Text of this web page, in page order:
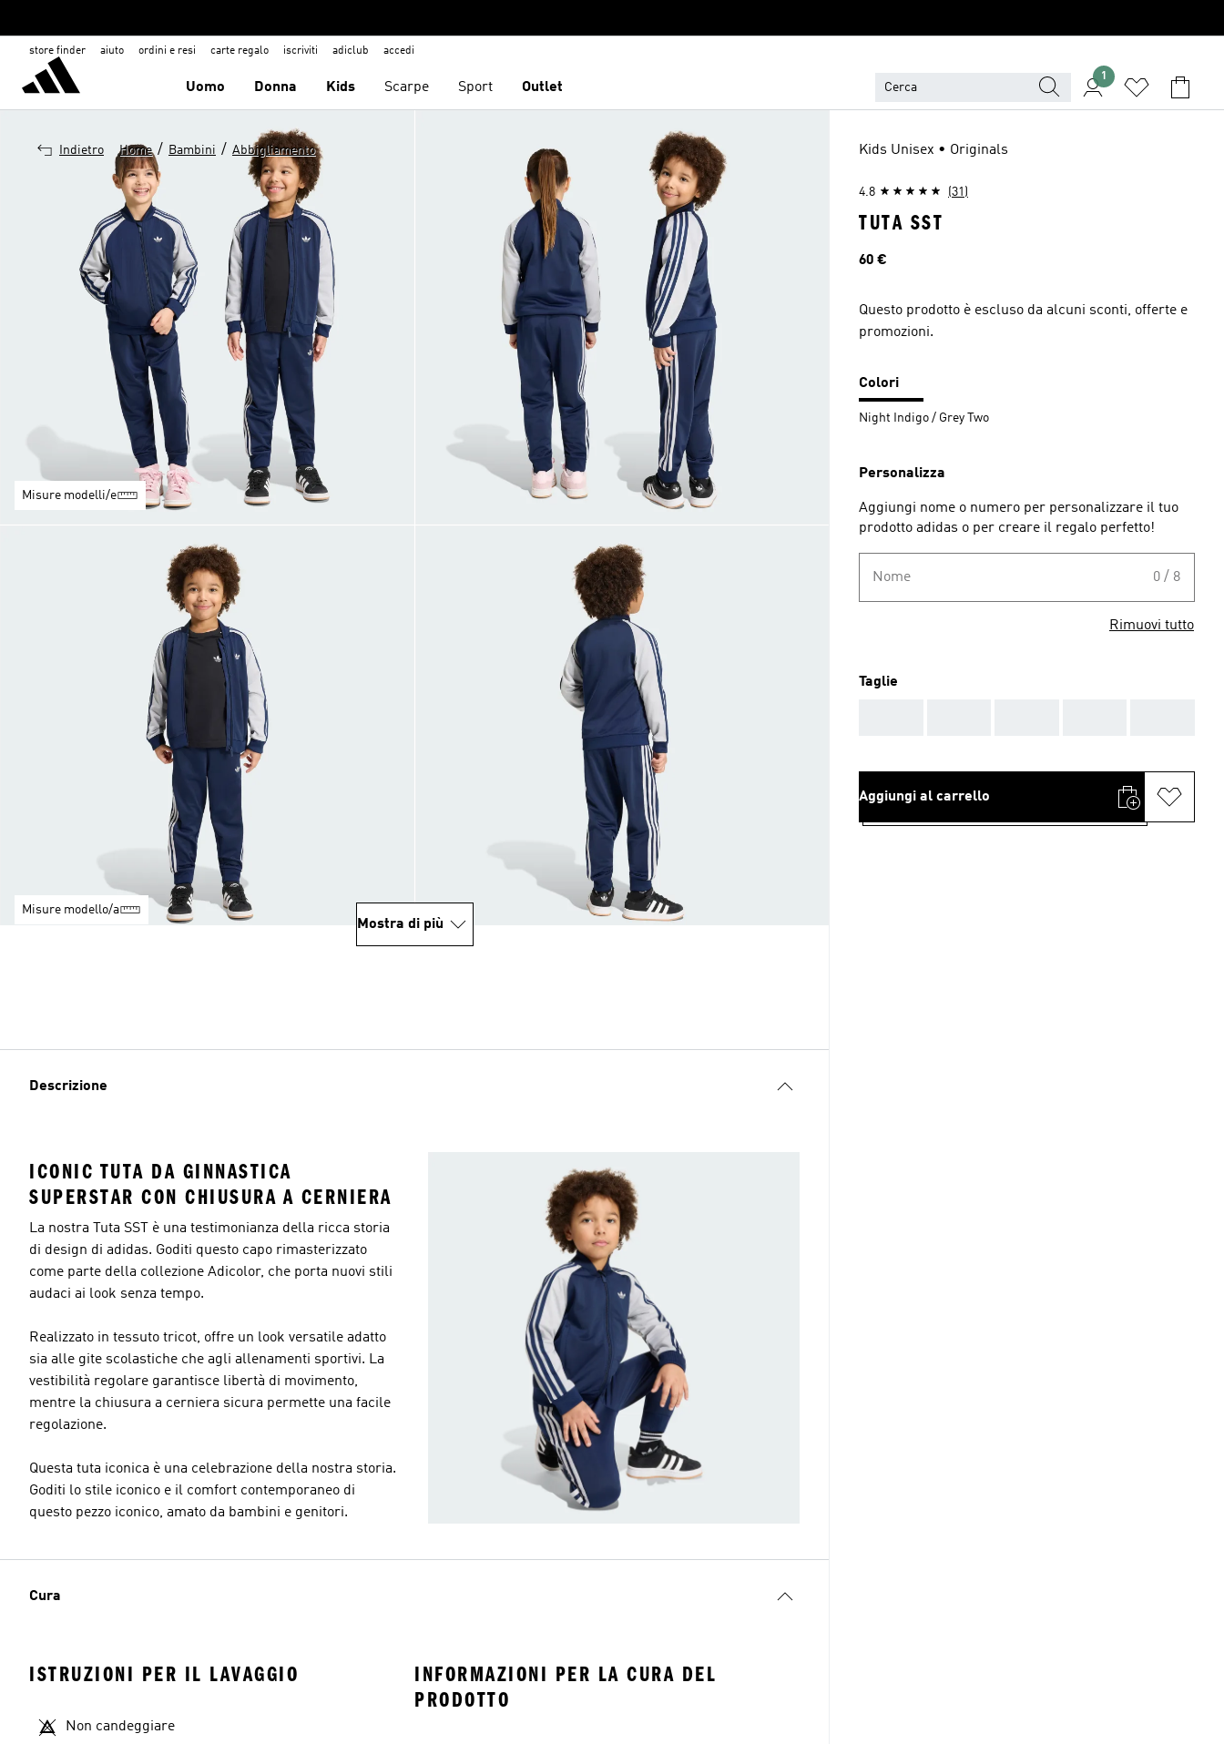
store finder aiuto ordini e resi carte regalo iscriviti adiclub accedi
Uomo Donna Kids Scarpe Sport Outlet
1
Indietro Home / Bambini / Abbigliamento
Misure modelli/e
Misure modello/a
Mostra di più
Descrizione
ICONIC TUTA DA GINNASTICA
SUPERSTAR CON CHIUSURA A CERNIERA
La nostra Tuta SST è una testimonianza della ricca storia
di design di adidas. Goditi questo capo rimasterizzato
come parte della collezione Adicolor, che porta nuovi stili
audaci ai look senza tempo.
Realizzato in tessuto tricot, offre un look versatile adatto
sia alle gite scolastiche che agli allenamenti sportivi. La
vestibilità regolare garantisce libertà di movimento,
mentre la chiusura a cerniera sicura permette una facile
regolazione.
Questa tuta iconica è una celebrazione della nostra storia.
Goditi lo stile iconico e il comfort contemporaneo di
questo pezzo iconico, amato da bambini e genitori.
Cura
ISTRUZIONI PER IL LAVAGGIO
Non candeggiare
INFORMAZIONI PER LA CURA DEL
PRODOTTO
Kids Unisex • Originals
4.8 (31)
TUTA SST
Prezzo
60 €
Questo prodotto è escluso da alcuni sconti, offerte e
promozioni.
Colori
Night Indigo / Grey Two
Personalizza
Aggiungi nome o numero per personalizzare il tuo
prodotto adidas o per creare il regalo perfetto!
Nome 0 / 8
Rimuovi tutto
Taglie
Aggiungi al carrello